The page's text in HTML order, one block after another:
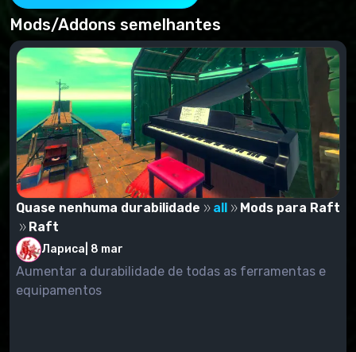
Mods/Addons semelhantes
Quase nenhuma durabilidade all
Mods para Raft
Raft
Лариса 8 mar
Aumentar a durabilidade de todas as ferramentas e
equipamentos